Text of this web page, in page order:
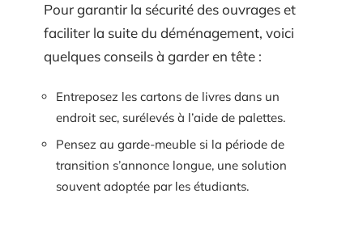
Pour garantir la sécurité des ouvrages et
faciliter la suite du déménagement, voici
quelques conseils à garder en tête :
Entreposez les cartons de livres dans un
endroit sec, surélevés à l’aide de palettes.
Pensez au garde-meuble si la période de
transition s’annonce longue, une solution
souvent adoptée par les étudiants.